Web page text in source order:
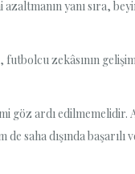
yanı sıra,
zekâsının
göz ardı edilmemelidir.
saha dışında başarılı